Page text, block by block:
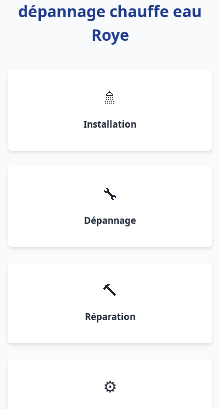
dépannage chauffe eau
Roye
🚿
Installation
🔧
Dépannage
🔨
Réparation
⚙️